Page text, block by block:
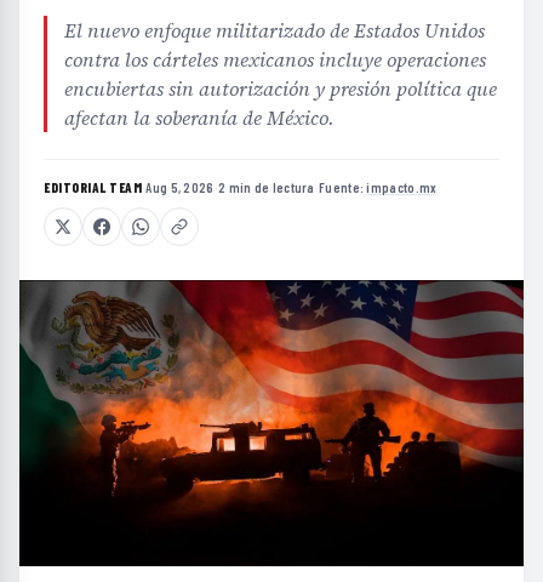
El nuevo enfoque militarizado de Estados Unidos
contra los cárteles mexicanos incluye operaciones
encubiertas sin autorización y presión política que
afectan la soberanía de México.
EDITORIAL TEAM·Aug 5, 2026 ·2 min de lectura ·Fuente:impacto.mx